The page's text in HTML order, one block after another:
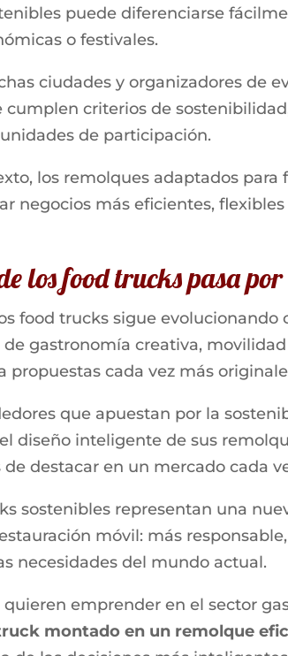
puede diferenciarse
o festivales.
ciudades y organizadores de
cumplen criterios de
de participación.
los remolques adaptados para
negocios más eficientes,
los food trucks pasa
food trucks sigue evolucionando
gastronomía creativa,
propuestas cada vez más
que apuestan por la
diseño inteligente de sus
destacar en un mercado cada
sostenibles representan una
móvil: más
necesidades del mundo actual.
quieren emprender en el sector
montado en un remolque